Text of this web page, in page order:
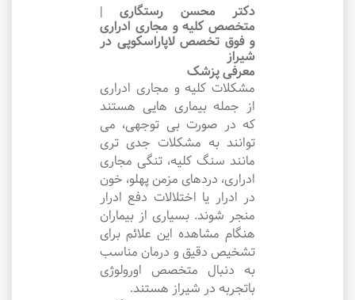
دکتر محسن رستگاری |
متخصص کلیه و مجاری ادراری
و فوق تخصص لاپاراسکوپی در
شیراز
معرفی پزشک
مشکلات کلیه و مجاری ادراری
از جمله بیماری هایی هستند
که در صورت بی توجهی، می
توانند به مشکلات جدی تری
مانند سنگ کلیه، تنگی مجاری
ادراری، دردهای مزمن پهلو، خون
در ادرار یا اختلالات دفع ادرار
منجر شوند. بسیاری از بیماران
هنگام مشاهده این علائم برای
تشخیص دقیق و درمان مناسب
به دنبال متخصص اورولوژی
باتجربه در شیراز هستند.